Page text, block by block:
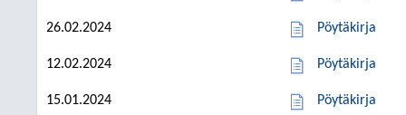
26.02.2024 Pöytäkirja
12.02.2024 Pöytäkirja
15.01.2024 Pöytäkirja